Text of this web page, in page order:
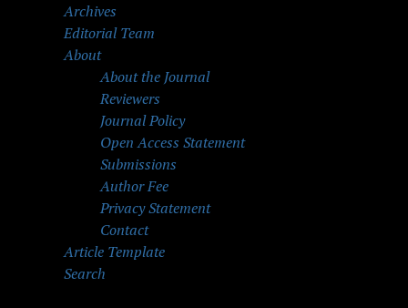
Archives
Editorial Team
About
About the Journal
Reviewers
Journal Policy
Open Access Statement
Submissions
Author Fee
Privacy Statement
Contact
Article Template
Search